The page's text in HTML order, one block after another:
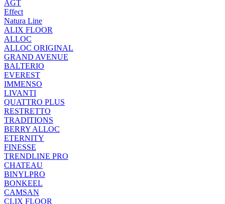
AGT
Effect
Natura Line
ALIX FLOOR
ALLOC
ALLOC ORIGINAL
GRAND AVENUE
BALTERIO
EVEREST
IMMENSO
LIVANTI
QUATTRO PLUS
RESTRETTO
TRADITIONS
BERRY ALLOC
ETERNITY
FINESSE
TRENDLINE PRO
CHATEAU
BINYLPRO
BONKEEL
CAMSAN
CLIX FLOOR